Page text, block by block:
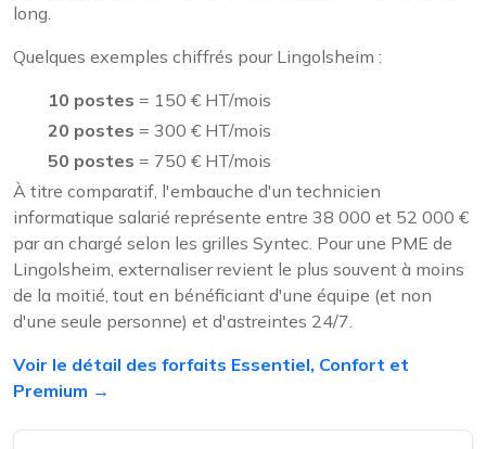
long.
Quelques exemples chiffrés pour Lingolsheim :
10 postes = 150 € HT/mois
20 postes = 300 € HT/mois
50 postes = 750 € HT/mois
À titre comparatif, l'embauche d'un technicien
informatique salarié représente entre 38 000 et 52 000 €
par an chargé selon les grilles Syntec. Pour une PME de
Lingolsheim, externaliser revient le plus souvent à moins
de la moitié, tout en bénéficiant d'une équipe (et non
d'une seule personne) et d'astreintes 24/7.
Voir le détail des forfaits Essentiel, Confort et
Premium →